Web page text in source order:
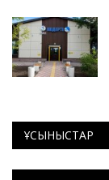
ҰСЫНЫСТАР